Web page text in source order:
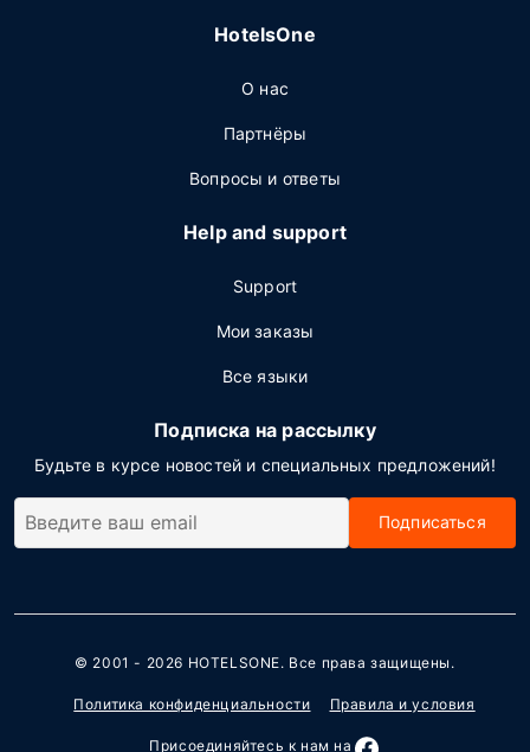
HotelsOne
О нас
Партнёры
Вопросы и ответы
Help and support
Support
Мои заказы
Все языки
Подписка на рассылку
Будьте в курсе новостей и специальных предложений!
Подписаться
© 2001 - 2026 HOTELSONE. Все права защищены.
Политика конфиденциальности Правила и условия
Присоединяйтесь к нам на